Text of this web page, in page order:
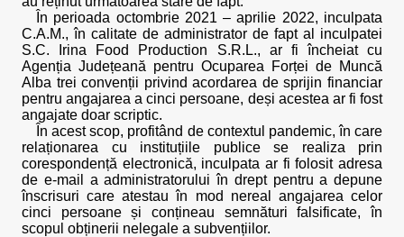
În perioada octombrie 2021 – aprilie 2022, inculpata
C.A.M., în calitate de administrator de fapt al inculpatei
S.C. Irina Food Production S.R.L., ar fi încheiat cu
Agenția Județeană pentru Ocuparea Forței de Muncă
Alba trei convenții privind acordarea de sprijin financiar
pentru angajarea a cinci persoane, deși acestea ar fi fost
angajate doar scriptic.
În acest scop, profitând de contextul pandemic, în care
relaționarea cu instituțiile publice se realiza prin
corespondență electronică, inculpata ar fi folosit adresa
de e-mail a administratorului în drept pentru a depune
înscrisuri care atestau în mod nereal angajarea celor
cinci persoane și conțineau semnături falsificate, în
scopul obținerii nelegale a subvențiilor.